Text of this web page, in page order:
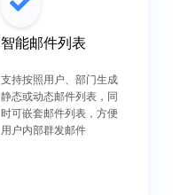
智能邮件列表
支持按照用户、部门生成
静态或动态邮件列表，同
时可嵌套邮件列表，方便
用户内部群发邮件